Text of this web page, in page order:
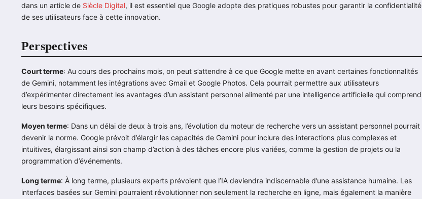
dans un article de Siècle Digital, il est essentiel que Google adopte des pratiques robustes pour garantir la confidentialité
de ses utilisateurs face à cette innovation.
Perspectives
Court terme: Au cours des prochains mois, on peut s’attendre à ce que Google mette en avant certaines fonctionnalités
de Gemini, notamment les intégrations avec Gmail et Google Photos. Cela pourrait permettre aux utilisateurs
d’expérimenter directement les avantages d’un assistant personnel alimenté par une intelligence artificielle qui comprend
leurs besoins spécifiques.
Moyen terme: Dans un délai de deux à trois ans, l’évolution du moteur de recherche vers un assistant personnel pourrait
devenir la norme. Google prévoit d’élargir les capacités de Gemini pour inclure des interactions plus complexes et
intuitives, élargissant ainsi son champ d’action à des tâches encore plus variées, comme la gestion de projets ou la
programmation d’événements.
Long terme: À long terme, plusieurs experts prévoient que l’IA deviendra indiscernable d’une assistance humaine. Les
interfaces basées sur Gemini pourraient révolutionner non seulement la recherche en ligne, mais également la manière